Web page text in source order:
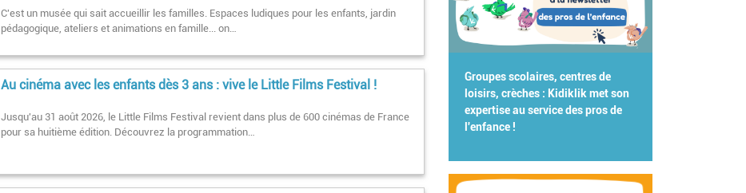
C'est un musée qui sait accueillir les familles. Espaces ludiques pour les enfants, jardin
pédagogique, ateliers et animations en famille... on…
Au cinéma avec les enfants dès 3 ans : vive le Little Films Festival !
Jusqu'au 31 août 2026, le Little Films Festival revient dans plus de 600 cinémas de France
pour sa huitième édition. Découvrez la programmation…
Groupes scolaires, centres de
loisirs, crèches : Kidiklik met son
expertise au service des pros de
l'enfance !